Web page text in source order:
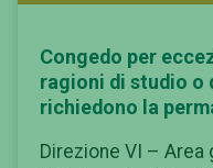
Congedo per
ragioni di studio o
richiedono la
Direzione VI –